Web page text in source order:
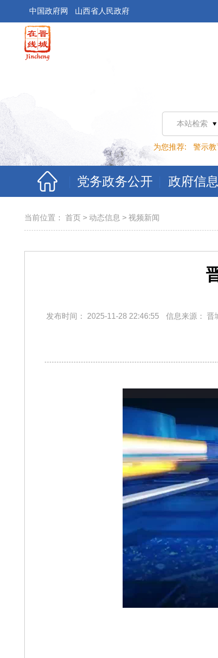
中国政府网 山西省人民政府
本站检索
为您推荐: 警示教
党务政务公开 政府信
当前位置： 首页 > 动态信息 > 视频新闻
发布时间： 2025-11-28 22:46:55 信息来源： 晋